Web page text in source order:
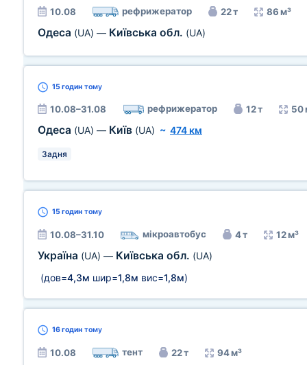
10.08 рефрижератор 22 т 86 м³
Одеса (UA) — Київська обл. (UA)
15 годин тому
10.08–31.08 рефрижератор 12 т 50
Одеса (UA) — Київ (UA) ~ 474 км
Задня
15 годин тому
10.08–31.10 мікроавтобус 4 т 12 м³
Україна (UA) — Київська обл. (UA)
(дов=4,3м шир=1,8м вис=1,8м)
16 годин тому
10.08 тент 22 т 94 м³